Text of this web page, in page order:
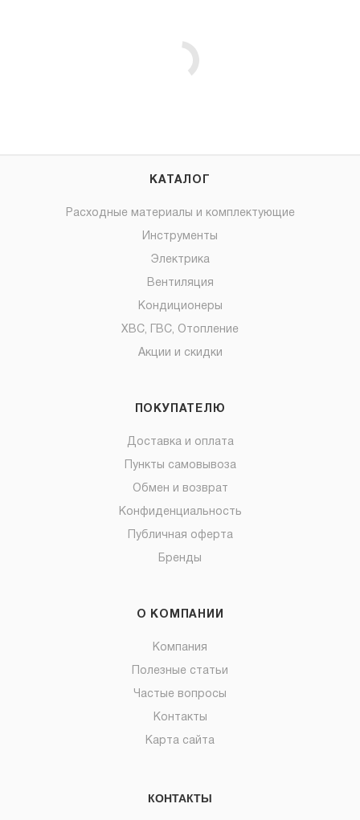
КАТАЛОГ
Расходные материалы и комплектующие
Инструменты
Электрика
Вентиляция
Кондиционеры
ХВС, ГВС, Отопление
Акции и скидки
ПОКУПАТЕЛЮ
Доставка и оплата
Пункты самовывоза
Обмен и возврат
Конфиденциальность
Публичная оферта
Бренды
О КОМПАНИИ
Компания
Полезные статьи
Частые вопросы
Контакты
Карта сайта
КОНТАКТЫ